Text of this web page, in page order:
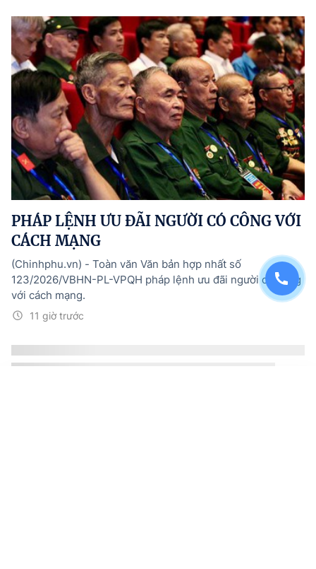
PHÁP LỆNH ƯU ĐÃI NGƯỜI CÓ CÔNG VỚI
CÁCH MẠNG
11 giờ trước
(Chinhphu.vn) - Toàn văn Văn bản hợp nhất số
123/2026/VBHN-PL-VPQH pháp lệnh ưu đãi người có công
với cách mạng.